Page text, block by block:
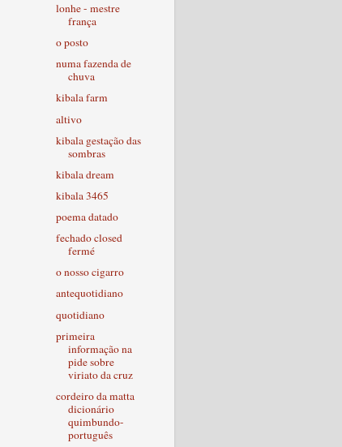
lonhe - mestre
frança
o posto
numa fazenda de
chuva
kibala farm
altivo
kibala gestação das
sombras
kibala dream
kibala 3465
poema datado
fechado closed
fermé
o nosso cigarro
antequotidiano
quotidiano
primeira
informação na
pide sobre
viriato da cruz
cordeiro da matta
dicionário
quimbundo-
português